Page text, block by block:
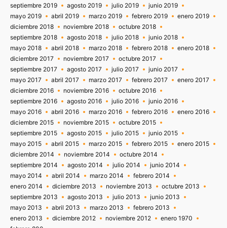
septiembre 2019
agosto 2019 julio 2019
junio 2019
mayo 2019
abril 2019 marzo 2019 febrero 2019
enero 2019
diciembre 2018
noviembre 2018
octubre 2018
septiembre 2018
agosto 2018 julio 2018
junio 2018
mayo 2018
abril 2018 marzo 2018 febrero 2018
enero 2018
diciembre 2017
noviembre 2017
octubre 2017
septiembre 2017
agosto 2017 julio 2017
junio 2017
mayo 2017
abril 2017 marzo 2017 febrero 2017
enero 2017
diciembre 2016
noviembre 2016
octubre 2016
septiembre 2016
agosto 2016 julio 2016
junio 2016
mayo 2016
abril 2016 marzo 2016 febrero 2016
enero 2016
diciembre 2015
noviembre 2015
octubre 2015
septiembre 2015
agosto 2015 julio 2015
junio 2015
mayo 2015
abril 2015 marzo 2015 febrero 2015
enero 2015
diciembre 2014
noviembre 2014
octubre 2014
septiembre 2014
agosto 2014 julio 2014
junio 2014
mayo 2014
abril 2014 marzo 2014
febrero 2014
enero 2014
diciembre 2013 noviembre 2013
octubre 2013
septiembre 2013
agosto 2013 julio 2013
junio 2013
mayo 2013
abril 2013 marzo 2013
febrero 2013
enero 2013
diciembre 2012 noviembre 2012
enero 1970